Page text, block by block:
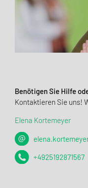
Benötigen Sie Hilfe
Kontaktieren Sie uns!
Elena Kortemeyer
+4925192871567